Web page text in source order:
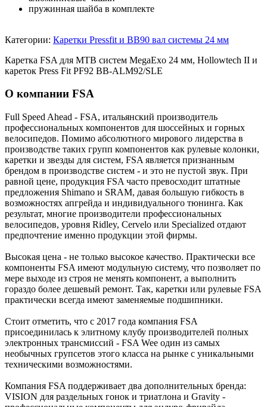
пружинная шайба в комплекте
Категории: Каретки Pressfit и BB90 вал системы 24 мм
Каретка FSA для MTB систем MegaExo 24 мм, Hollowtech II и
кареток Press Fit PF92 BB-ALM92/SLE
О компании FSA
Full Speed Ahead - FSA, итальянский производитель
профессиональных компонентов для шоссейных и горных
велосипедов. Помимо абсолютного мирового лидерства в
производстве таких групп компонентов как рулевые колонки,
каретки и звезды для систем, FSA является признанным
брендом в производстве систем - и это не пустой звук. При
равной цене, продукция FSA часто превосходит штатные
предложения Shimano и SRAM, давая большую гибкость в
возможностях апгрейда и индивидуального тюнинга. Как
результат, многие производители профессиональных
велосипедов, уровня Ridley, Cervelo или Specialized отдают
предпочтение именно продукции этой фирмы.
Высокая цена - не только высокое качество. Практически все
компоненты FSA имеют модульную систему, что позволяет по
мере выходе из строя не менять компонент, а выполнить
гораздо более дешевый ремонт. Так, каретки или рулевые FSA
практически всегда имеют заменяемые подшипники.
Стоит отметить, что с 2017 года компания FSA
присоединилась к элитному клубу производителей полных
электронных трансмиссий - FSA Wee один из самых
необычных групсетов этого класса на рынке с уникальными
техническими возможностями.
Компания FSA поддерживает два дополнительных бренда:
VISION для раздельных гонок и триатлона и Gravity -